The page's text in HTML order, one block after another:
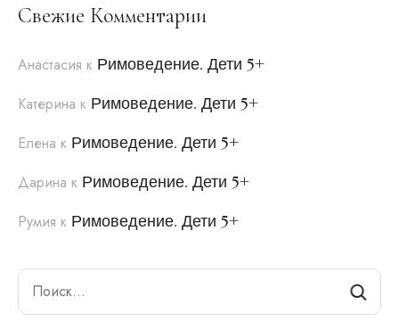
Свежие Комментарии
Анастасия к Римоведение. Дети 5+
Катерина к Римоведение. Дети 5+
Елена к Римоведение. Дети 5+
Дарина к Римоведение. Дети 5+
Румия к Римоведение. Дети 5+
Search